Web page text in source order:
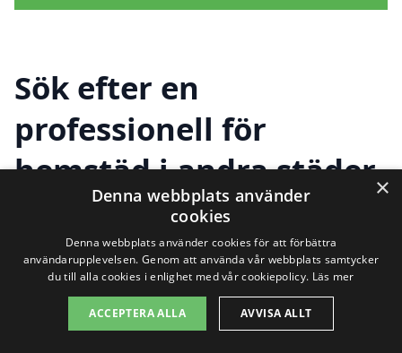
Sök efter en
professionell för
hemstäd i andra städer
nära Håga
Att hitta ett pålitligt företag för hemstäd i
Håga kan vara en utmaning, men det
×
Denna webbplats använder
cookies
Denna webbplats använder cookies för att förbättra
användarupplevelsen. Genom att använda vår webbplats samtycker
du till alla cookies i enlighet med vår cookiepolicy. Läs mer
ACCEPTERA ALLA AVVISA ALLT